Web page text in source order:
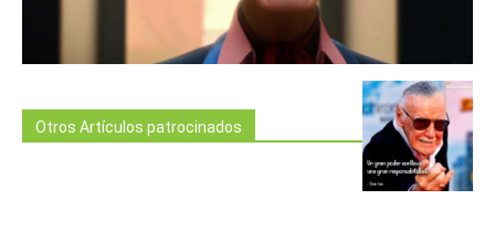
Otros Artículos patrocinados